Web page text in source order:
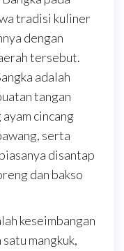
tradisi kuliner
dengan
tersebut.
adalah
tangan
cincang
serta
disantap
dan bakso
keseimbangan
mangkuk,